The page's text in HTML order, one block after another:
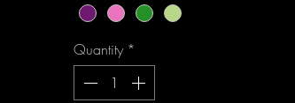
Quantity *